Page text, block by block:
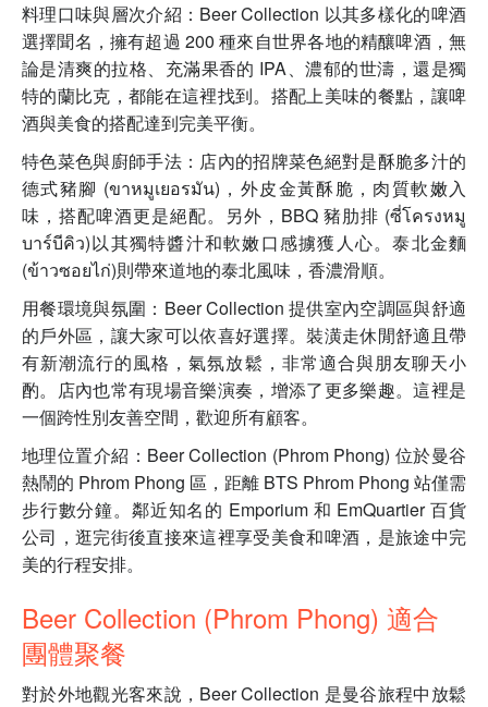
料理口味與層次介紹：Beer Collection 以其多樣化的啤酒
選擇聞名，擁有超過 200 種來自世界各地的精釀啤酒，無
論是清爽的拉格、充滿果香的 IPA、濃郁的世濤，還是獨
特的蘭比克，都能在這裡找到。搭配上美味的餐點，讓啤
酒與美食的搭配達到完美平衡。
特色菜色與廚師手法：店內的招牌菜色絕對是酥脆多汁的
德式豬腳 (ขาหมูเยอรมัน)，外皮金黃酥脆，肉質軟嫩入
味，搭配啤酒更是絕配。另外，BBQ 豬肋排 (ซี่โครงหมู
บาร์บีคิว)以其獨特醬汁和軟嫩口感擄獲人心。泰北金麵
(ข้าวซอยไก่)則帶來道地的泰北風味，香濃滑順。
用餐環境與氛圍：Beer Collection 提供室內空調區與舒適
的戶外區，讓大家可以依喜好選擇。裝潢走休閒舒適且帶
有新潮流行的風格，氣氛放鬆，非常適合與朋友聊天小
酌。店內也常有現場音樂演奏，增添了更多樂趣。這裡是
一個跨性別友善空間，歡迎所有顧客。
地理位置介紹：Beer Collection (Phrom Phong) 位於曼谷
熱鬧的 Phrom Phong 區，距離 BTS Phrom Phong 站僅需
步行數分鐘。鄰近知名的 Emporium 和 EmQuartier 百貨
公司，逛完街後直接來這裡享受美食和啤酒，是旅途中完
美的行程安排。
Beer Collection (Phrom Phong) 適合
團體聚餐
對於外地觀光客來說，Beer Collection 是曼谷旅程中放鬆